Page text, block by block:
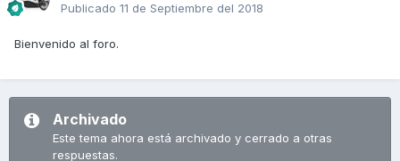
Publicado 11 de Septiembre del 2018
Bienvenido al foro.
Archivado
Este tema ahora está archivado y cerrado a otras
respuestas.